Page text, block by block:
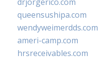
queensushipa.com
wendyweimerdds.com
ameri-camp.com
hrsreceivables.com